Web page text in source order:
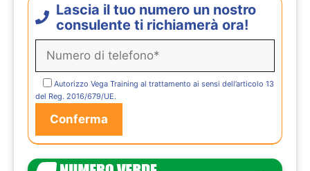
Lascia il tuo numero un nostro
consulente ti richiamerà ora!
Autorizzo Vega Training al trattamento ai sensi dell’articolo 13
del Reg. 2016/679/UE.